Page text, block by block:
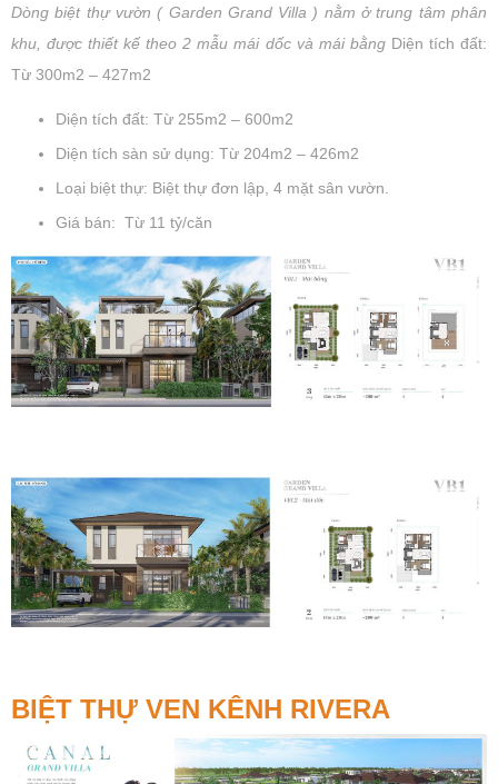
Dòng biệt thự vườn ( Garden Grand Villa ) nằm ở trung tâm phân
khu, được thiết kế theo 2 mẫu mái dốc và mái bằng Diện tích đất:
Từ 300m2 – 427m2
Diện tích đất: Từ 255m2 – 600m2
Diện tích sàn sử dụng: Từ 204m2 – 426m2
Loại biệt thự: Biệt thự đơn lập, 4 mặt sân vườn.
Giá bán: Từ 11 tỷ/căn
BIỆT THỰ VEN KÊNH RIVERA